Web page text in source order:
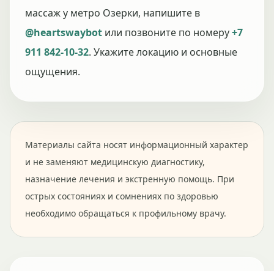
массаж у метро Озерки, напишите в
@heartswaybot или позвоните по номеру+7
911 842-10-32. Укажите локацию и основные
ощущения.
Материалы сайта носят информационный характер
и не заменяют медицинскую диагностику,
назначение лечения и экстренную помощь. При
острых состояниях и сомнениях по здоровью
необходимо обращаться к профильному врачу.